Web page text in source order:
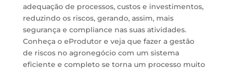
adequação de processos, custos e investimentos,
reduzindo os riscos, gerando, assim, mais
segurança e compliance nas suas atividades.
Conheça o eProdutor e veja que fazer a gestão
de riscos no agronegócio com um sistema
eficiente e completo se torna um processo muito